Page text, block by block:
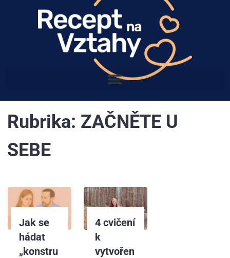
Rubrika: ZAČNĚTE U
SEBE
Jak se
hádat
„konstru
4 cvičení
k
vytvořen